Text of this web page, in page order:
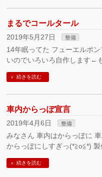
まるでコールタール
2019年5月27日 整備
14年眠ってた フューエルポ
いのでいろいろ自作します←
続きを読む
車内からっぽ宣言
2019年4月6日 整備
みなさん 車内はからっぽに
からっぽにしすぎっ(*≧o≦*)
続きを読む